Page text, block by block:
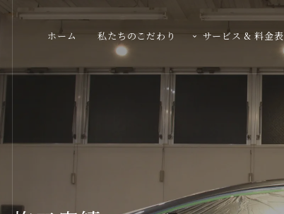
ホーム 私たちのこだわり サービス & 料金表